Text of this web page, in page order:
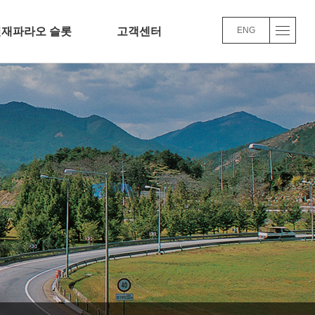
파라오 슬롯
파라오 슬롯
/교육/복리후생
라오 슬롯FAQ
고객센터
Q&A
요사업실적
가기
품질/환경 경영방침
바로가기
ENG